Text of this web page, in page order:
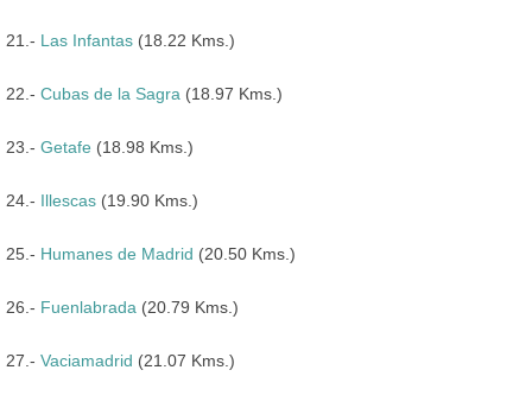
21.- Las Infantas (18.22 Kms.)
22.- Cubas de la Sagra (18.97 Kms.)
23.- Getafe (18.98 Kms.)
24.- Illescas (19.90 Kms.)
25.- Humanes de Madrid (20.50 Kms.)
26.- Fuenlabrada (20.79 Kms.)
27.- Vaciamadrid (21.07 Kms.)